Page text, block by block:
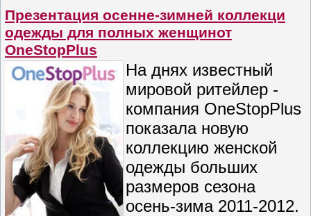
Презентация осенне-зимней коллекци
одежды для полных женщинот
OneStopPlus
На днях известный
мировой ритейлер -
компания OneStopPlus
показала новую
коллекцию женской
одежды больших
размеров сезона
осень-зима 2011-2012.